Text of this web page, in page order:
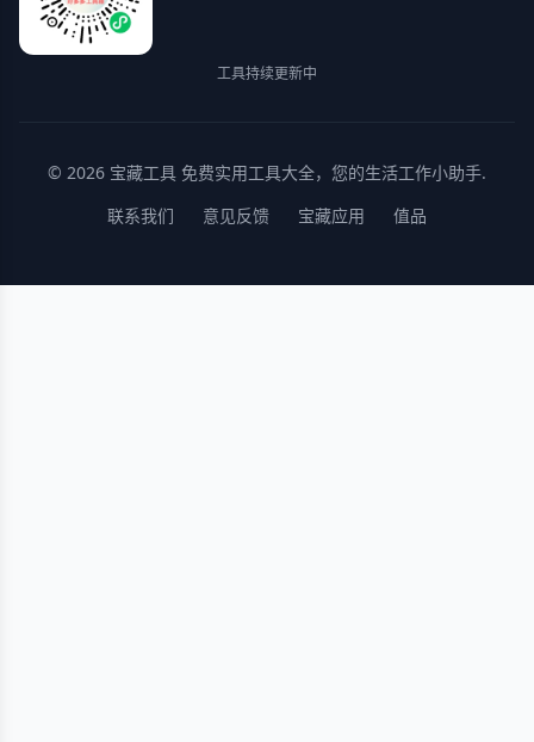
工具持续更新中
© 2026 宝藏工具 免费实用工具大全，您的生活工作小助手.
联系我们
意见反馈 宝藏应用 值品